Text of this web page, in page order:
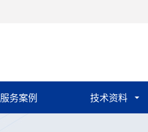
服务案例 技术资料